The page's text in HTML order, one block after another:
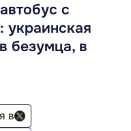
с
украинская
безумца, в
в